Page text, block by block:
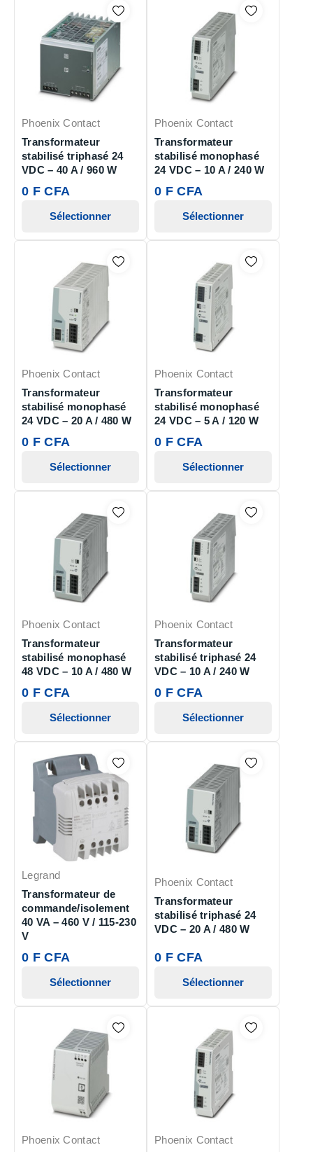
Phoenix Contact
Transformateur
stabilisé triphasé 24
VDC – 40 A / 960 W
0 F CFA
Sélectionner
Phoenix Contact
Transformateur
stabilisé monophasé
24 VDC – 10 A / 240 W
0 F CFA
Sélectionner
Phoenix Contact
Transformateur
stabilisé monophasé
24 VDC – 20 A / 480 W
0 F CFA
Sélectionner
Phoenix Contact
Transformateur
stabilisé monophasé
24 VDC – 5 A / 120 W
0 F CFA
Sélectionner
Phoenix Contact
Transformateur
stabilisé monophasé
48 VDC – 10 A / 480 W
0 F CFA
Sélectionner
Phoenix Contact
Transformateur
stabilisé triphasé 24
VDC – 10 A / 240 W
0 F CFA
Sélectionner
Legrand
Transformateur de
commande/isolement
40 VA – 460 V / 115-230
V
0 F CFA
Sélectionner
Phoenix Contact
Transformateur
stabilisé triphasé 24
VDC – 20 A / 480 W
0 F CFA
Sélectionner
Phoenix Contact
Phoenix Contact